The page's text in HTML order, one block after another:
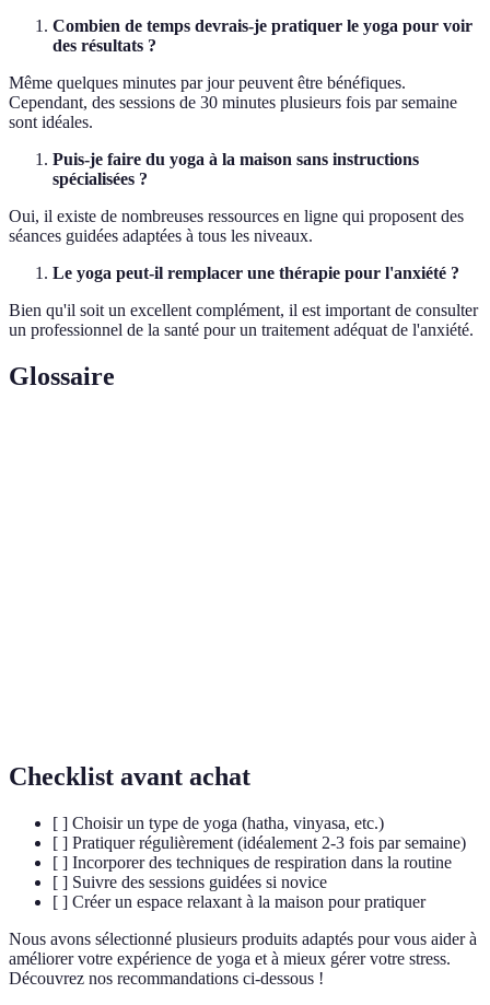
Combien de temps devrais-je pratiquer le yoga pour voir
des résultats ?
Même quelques minutes par jour peuvent être bénéfiques.
Cependant, des sessions de 30 minutes plusieurs fois par semaine
sont idéales.
Puis-je faire du yoga à la maison sans instructions
spécialisées ?
Oui, il existe de nombreuses ressources en ligne qui proposent des
séances guidées adaptées à tous les niveaux.
Le yoga peut-il remplacer une thérapie pour l'anxiété ?
Bien qu'il soit un excellent complément, il est important de consulter
un professionnel de la santé pour un traitement adéquat de l'anxiété.
Glossaire
Checklist avant achat
[ ] Choisir un type de yoga (hatha, vinyasa, etc.)
[ ] Pratiquer régulièrement (idéalement 2-3 fois par semaine)
[ ] Incorporer des techniques de respiration dans la routine
[ ] Suivre des sessions guidées si novice
[ ] Créer un espace relaxant à la maison pour pratiquer
Nous avons sélectionné plusieurs produits adaptés pour vous aider à
améliorer votre expérience de yoga et à mieux gérer votre stress.
Découvrez nos recommandations ci-dessous !